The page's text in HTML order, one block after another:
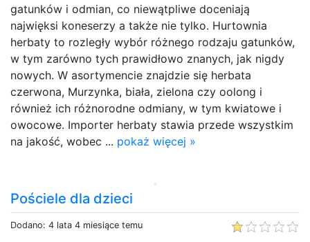
gatunków i odmian, co niewątpliwe doceniają
najwięksi koneserzy a także nie tylko. Hurtownia
herbaty to rozległy wybór różnego rodzaju gatunków,
w tym zarówno tych prawidłowo znanych, jak nigdy
nowych. W asortymencie znajdzie się herbata
czerwona, Murzynka, biała, zielona czy oolong i
również ich różnorodne odmiany, w tym kwiatowe i
owocowe. Importer herbaty stawia przede wszystkim
na jakość, wobec ... pokaż więcej »
Pościele dla dzieci
Dodano: 4 lata 4 miesiące temu